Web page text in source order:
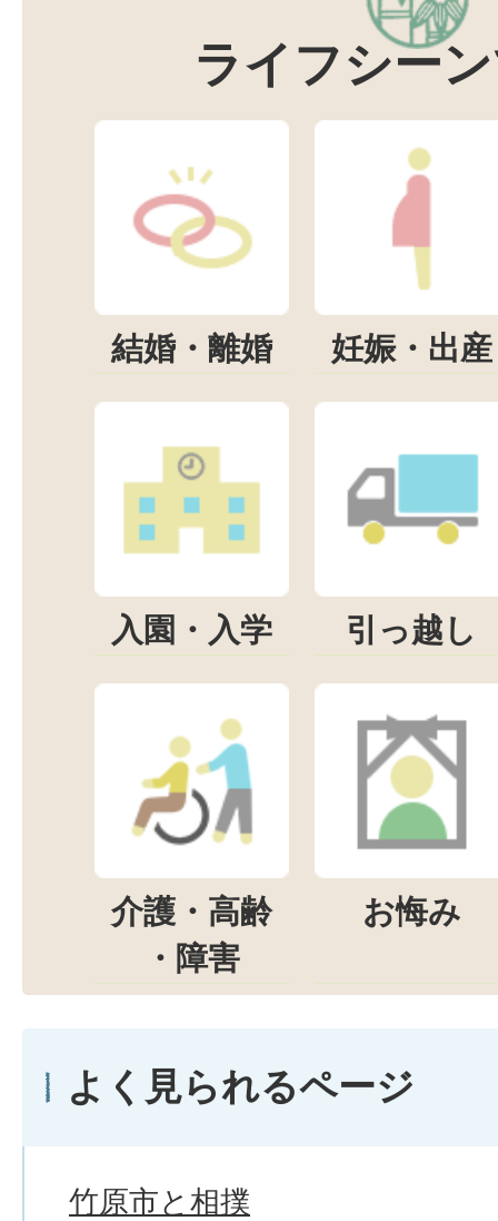
ライフシー
結婚・離婚 妊娠・出産
入園・入学 引っ越し
介護・高齢
・障害
お悔み
よく見られるページ
竹原市と相撲